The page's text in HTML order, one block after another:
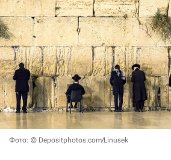
Фото: © Depositphotos.com/Linusek